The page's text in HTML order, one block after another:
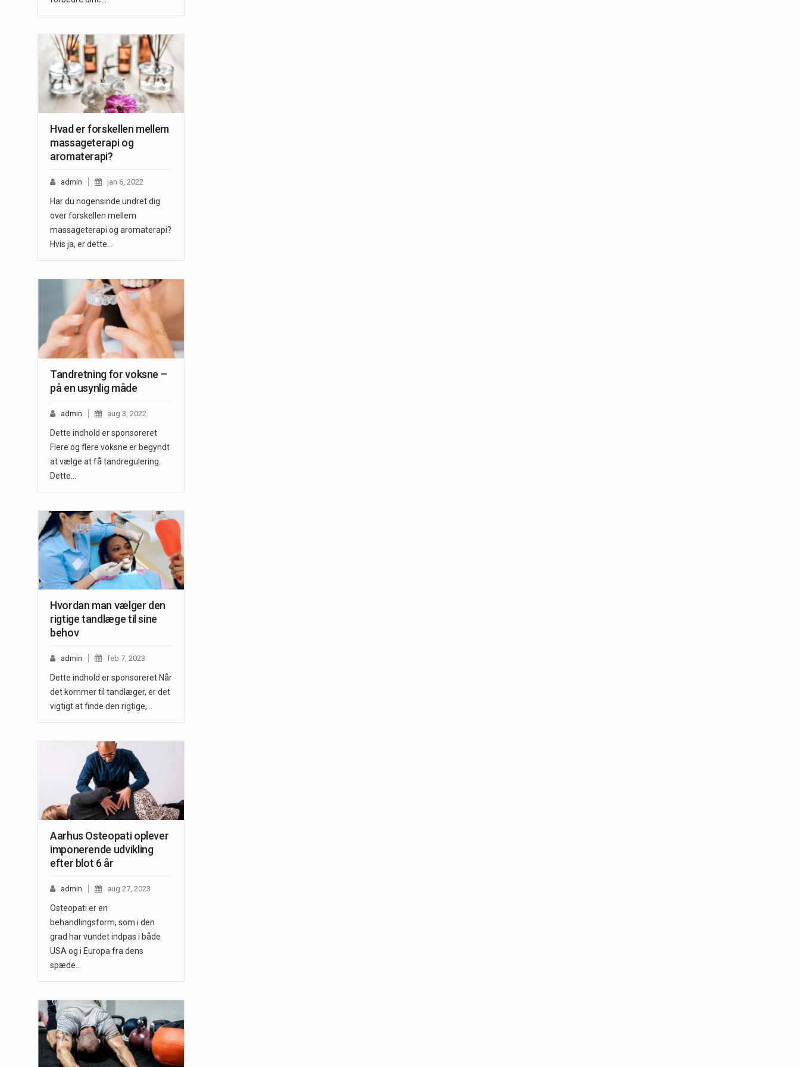
Hvad er forskellen mellem
massageterapi og
aromaterapi?
admin jan 6, 2022
Har du nogensinde undret dig
over forskellen mellem
massageterapi og aromaterapi?
Hvis ja, er dette…
Tandretning for voksne –
på en usynlig måde
admin aug 3, 2022
Dette indhold er sponsoreret
Flere og flere voksne er begyndt
at vælge at få tandregulering.
Dette…
Hvordan man vælger den
rigtige tandlæge til sine
behov
admin feb 7, 2023
Dette indhold er sponsoreret Når
det kommer til tandlæger, er det
vigtigt at finde den rigtige,…
Aarhus Osteopati oplever
imponerende udvikling
efter blot 6 år
admin aug 27, 2023
Osteopati er en
behandlingsform, som i den
grad har vundet indpas i både
USA og i Europa fra dens
spæde…